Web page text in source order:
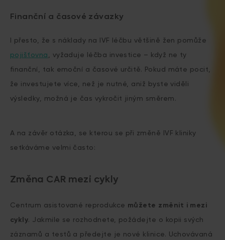
Finanční a časové závazky
I přesto, že s náklady na IVF léčbu většině žen pomůže
pojišťovna
, vyžaduje léčba investice – když ne ty
finanční, tak emoční a časové určitě. Pokud máte pocit,
že investujete více, než je nutné, aniž byste viděli
výsledky, možná je čas vykročit jiným směrem.
A na závěr otázka, se kterou se při změně IVF kliniky
setkáváme velmi často:
Změna CAR mezi cykly
Centrum asistované reprodukce můžete změnit i mezi
cykly. Jakmile se rozhodnete, požádejte o kopii svých
záznamů a testů a předejte je nové klinice. Uchovávaná